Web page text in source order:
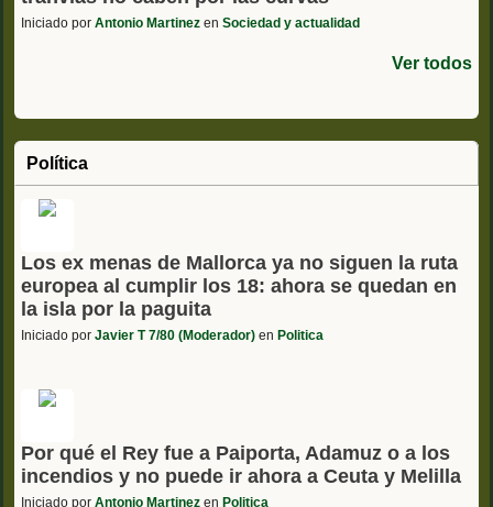
Iniciado por Antonio Martinez en Sociedad y actualidad
Ver todos
Política
Los ex menas de Mallorca ya no siguen la ruta
europea al cumplir los 18: ahora se quedan en
la isla por la paguita
Iniciado por Javier T 7/80 (Moderador) en Politica
Por qué el Rey fue a Paiporta, Adamuz o a los
incendios y no puede ir ahora a Ceuta y Melilla
Iniciado por Antonio Martinez en Politica